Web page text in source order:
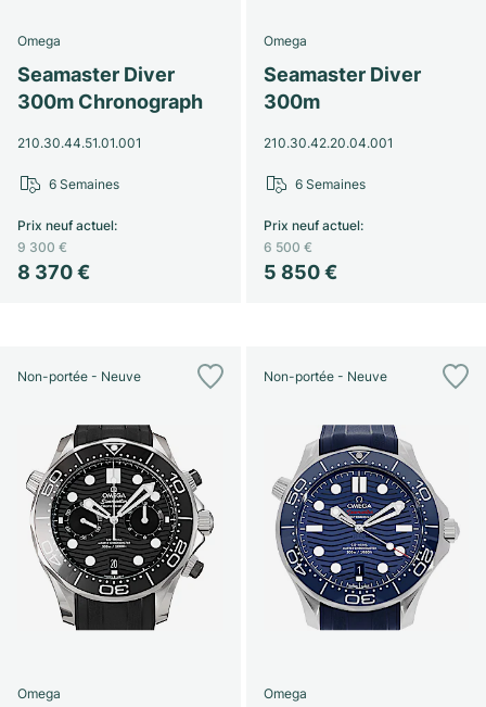
Omega
Seamaster Diver
300m Chronograph
210.30.44.51.01.001
8 370 €
Prix neuf actuel:
9 300 €
6 Semaines
Omega
Seamaster Diver
300m
210.30.42.20.04.001
5 850 €
Prix neuf actuel:
6 500 €
6 Semaines
Non-portée - Neuve
Omega
Non-portée - Neuve
Omega